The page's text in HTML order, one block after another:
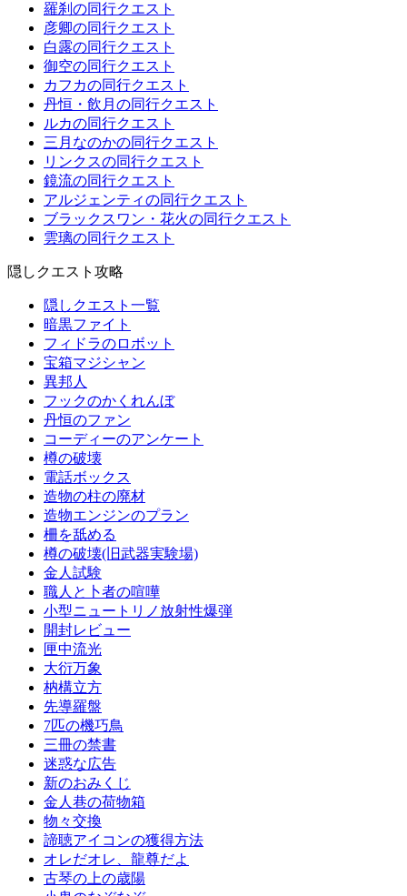
羅刹の同行クエスト
彦卿の同行クエスト
白露の同行クエスト
御空の同行クエスト
カフカの同行クエスト
丹恒・飲月の同行クエスト
ルカの同行クエスト
三月なのかの同行クエスト
リンクスの同行クエスト
鏡流の同行クエスト
アルジェンティの同行クエスト
ブラックスワン・花火の同行クエスト
雲璃の同行クエスト
隠しクエスト攻略
隠しクエスト一覧
暗黒ファイト
フィドラのロボット
宝箱マジシャン
異邦人
フックのかくれんぼ
丹恒のファン
コーディーのアンケート
樽の破壊
電話ボックス
造物の柱の廃材
造物エンジンのプラン
柵を舐める
樽の破壊(旧武器実験場)
金人試験
職人と卜者の喧嘩
小型ニュートリノ放射性爆弾
開封レビュー
匣中流光
大衍万象
枘構立方
先導羅盤
7匹の機巧鳥
三冊の禁書
迷惑な広告
新のおみくじ
金人巷の荷物箱
物々交換
諦聴アイコンの獲得方法
オレだオレ、龍尊だよ
古琴の上の歳陽